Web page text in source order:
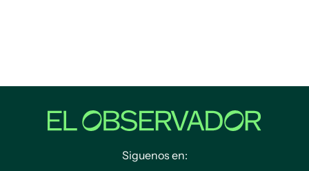
Siguenos en: